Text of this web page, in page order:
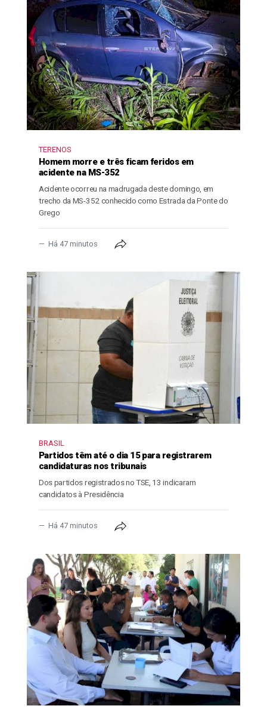
TERENOS
Homem morre e três ficam feridos em
acidente na MS-352
Acidente ocorreu na madrugada deste domingo, em
trecho da MS-352 conhecido como Estrada da Ponte do
Grego
Há 47 minutos
BRASIL
Partidos têm até o dia 15 para registrarem
candidaturas nos tribunais
Dos partidos registrados no TSE, 13 indicaram
candidatos à Presidência
Há 47 minutos